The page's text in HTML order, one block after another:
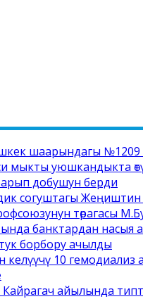
шаарындагы
уюшкандыкта
добушун берди
согуштагы
төрагасы
банктардан насыя
борбору ачылды
10 гемодиализ
айылында